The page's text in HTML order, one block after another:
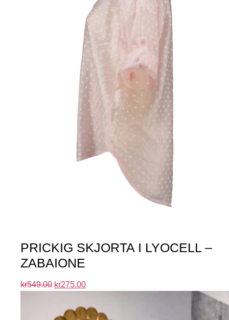
PRICKIG SKJORTA I LYOCELL –
ZABAIONE
kr549.00 kr275.00